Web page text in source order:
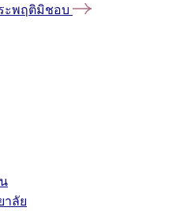
ะพฤติมิชอบ
าลัย